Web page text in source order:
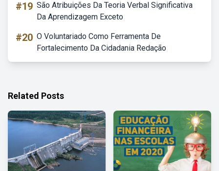
#19 São Atribuições Da Teoria Verbal Significativa
Da Aprendizagem Exceto
#20 O Voluntariado Como Ferramenta De
Fortalecimento Da Cidadania Redação
Related Posts